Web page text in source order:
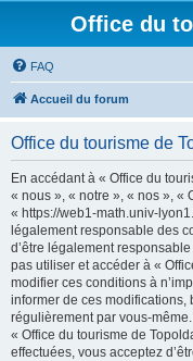
Office du
FAQ
Accueil du forum
Office du tourisme de
En accédant à « Office du
« nous », « notre », « nos », «
« https://web1-math.univ-
légalement responsable des
d’être légalement
pas utiliser et accéder à «
modifier ces conditions à
informer de ces
régulièrement par vous-
« Office du tourisme de
effectuées, vous acceptez